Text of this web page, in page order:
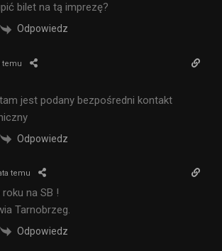
bilet na tą imprezę?
Odpowiedz
temu
jest podany bezpośredni kontakt
Odpowiedz
temu
na SB !
Tarnobrzeg.
Odpowiedz